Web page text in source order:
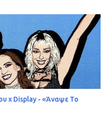
x Display - «Άναψε Το